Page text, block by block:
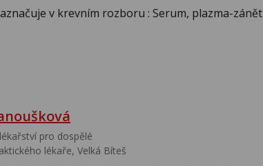
v krevním rozboru : Serum, plazma-zánět
pro dospělé
lékaře, Velká Bíteš